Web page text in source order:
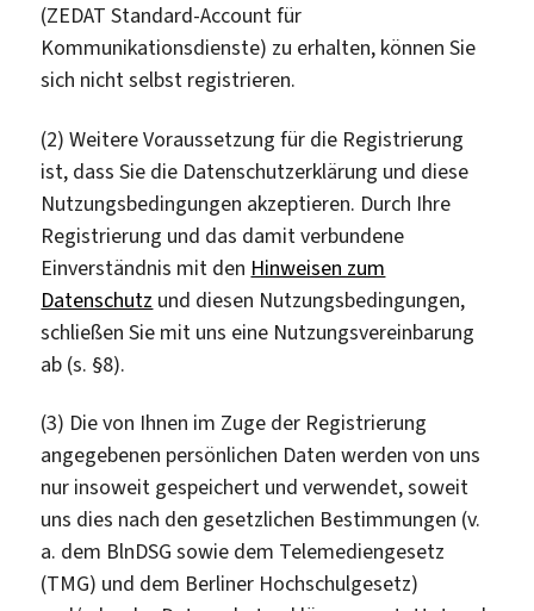
(ZEDAT Standard-Account für
Kommunikationsdienste) zu erhalten, können Sie
sich nicht selbst registrieren.
(2) Weitere Voraussetzung für die Registrierung
ist, dass Sie die Datenschutzerklärung und diese
Nutzungsbedingungen akzeptieren. Durch Ihre
Registrierung und das damit verbundene
Einverständnis mit den Hinweisen zum
Datenschutz und diesen Nutzungsbedingungen,
schließen Sie mit uns eine Nutzungsvereinbarung
ab (s. §8).
(3) Die von Ihnen im Zuge der Registrierung
angegebenen persönlichen Daten werden von uns
nur insoweit gespeichert und verwendet, soweit
uns dies nach den gesetzlichen Bestimmungen (v.
a. dem BlnDSG sowie dem Telemediengesetz
(TMG) und dem Berliner Hochschulgesetz)